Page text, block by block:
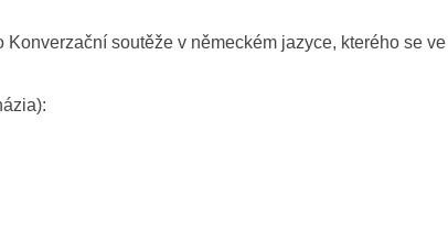
soutěže v německém jazyce, kterého se